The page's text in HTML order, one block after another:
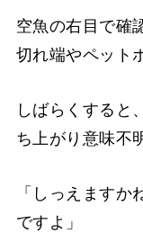
空魚の右目で確
切れ端やペット
しばらくすると
ち上がり意味不
「しっえます
ですよ」